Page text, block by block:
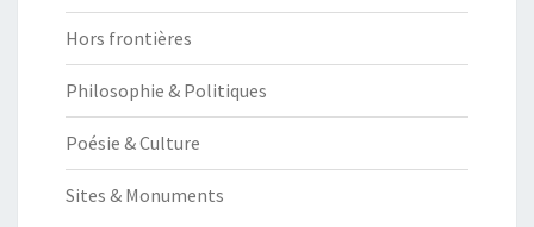
Hors frontières
Philosophie & Politiques
Poésie & Culture
Sites & Monuments